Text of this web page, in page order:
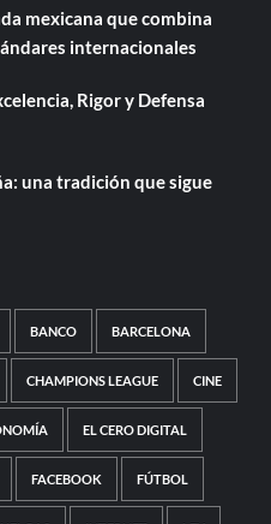
mexicana que combina
internacionales
Rigor y Defensa
una tradición que sigue
BANCO BARCELONA
CHAMPIONS LEAGUE CINE
EL CERO DIGITAL
FACEBOOK FÚTBOL